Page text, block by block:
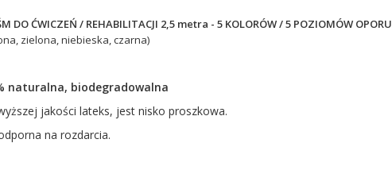
DO ĆWICZEŃ / REHABILITACJI 2,5 metra - 5 KOLORÓW / 5 POZIOMÓW OPORU
zielona, niebieska, czarna)
naturalna, biodegradowalna
jakości lateks, jest nisko proszkowa.
na rozdarcia.